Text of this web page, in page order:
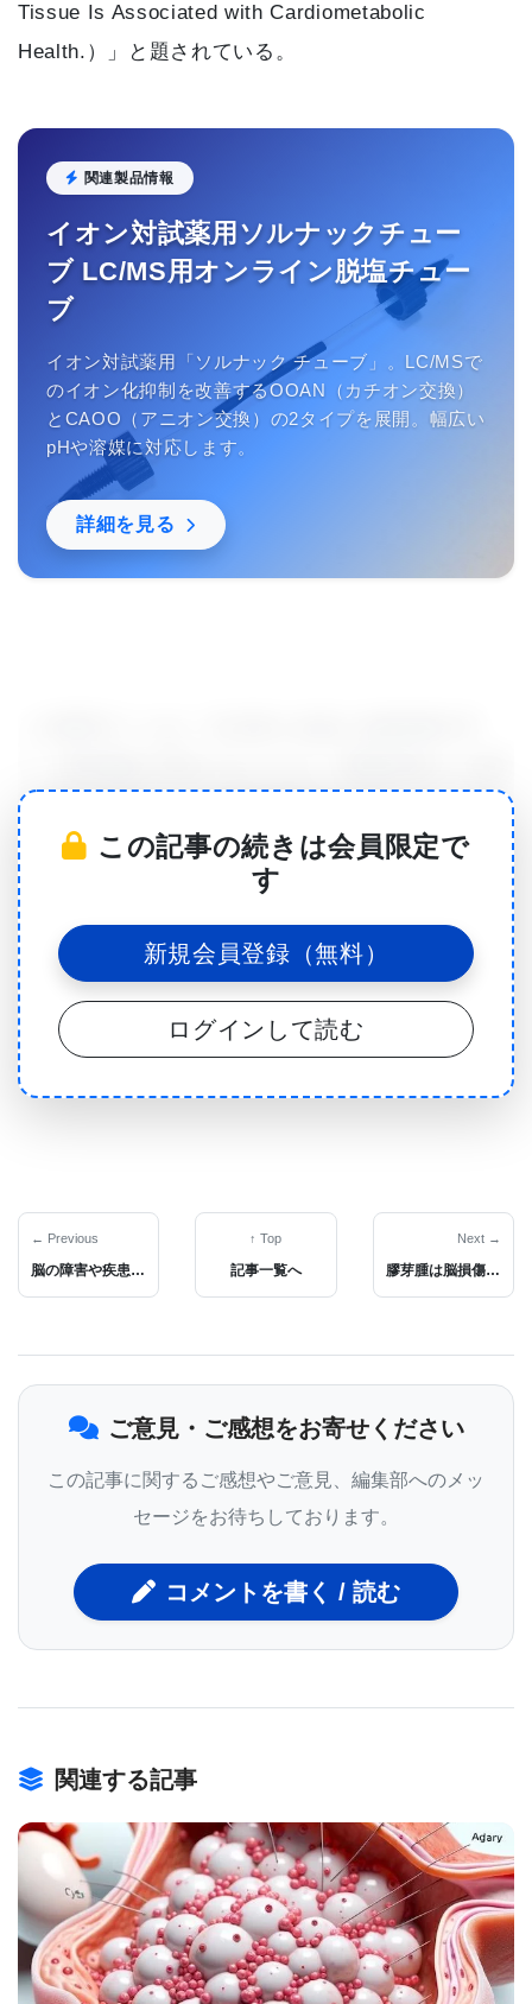
Tissue Is Associated with Cardiometabolic
Health.）」と題されている。
関連製品情報
イオン対試薬用ソルナックチュー
ブ LC/MS用オンライン脱塩チュー
ブ
イオン対試薬用「ソルナック チューブ」。LC/MSで
のイオン化抑制を改善するOOAN（カチオン交換）
とCAOO（アニオン交換）の2タイプを展開。幅広い
pHや溶媒に対応します。
詳細を見る
の主要な死因である冠状動脈疾患に至るまで、心臓
および代謝の状態に苦しむ可能性が低いことを発見
した。
この研究は、これまでの研究で示唆された褐色脂肪
の健康上のベネフィットを確認し、拡大している。
「初めて、特定の状態のリスクを下げることへの関
連性が明らかになった」とロックフェラー大学病院
の医師で助教授のPaul Cohen医学博士は述べた。
されてきたが、褐色脂肪が一部の成人、通常は首や
肩の周りにも見られることが確認されたのは2009年
熱を生成するためにカロリーを燃焼する力を持って
いる捉えどころがない脂肪細胞を研究するために取
り組んできた。
しかし、褐色脂肪の大規模な研究は、この組織が特
殊な医用画像であるPETスキャンでのみ表示される
費用がかかがるが、さらに重要なことに、放射線を
べている。 「我々は多くの健康な人々をそれにさら
医師であり科学者でもあるBecher博士は別の方法を
考え出した。 彼の研究室の真向かいには、毎年何千
人もの人々がメモリアルスローンケタリング癌セン
ター（MSKCC）を訪れ、癌評価のためにPETスキャ
この記事の続きは会員限定で
す
新規会員登録（無料）
ログインして読む
← Previous
脳の障害や疾患の治療を支援するために、血液脳関門を通り抜けsiRNAが前例のないほど送達できるナノ粒子ドラッグデリバリーシステムが開発された。
↑ Top
記事一覧へ
Next →
膠芽腫は脳損傷後の治癒過程が関与している可能性があるとシングルセル技術を用いた新研究が示唆
ご意見・ご感想をお寄せください
この記事に関するご感想やご意見、編集部へのメッ
セージをお待ちしております。
コメントを書く / 読む
関連する記事
BIOMARKET JP